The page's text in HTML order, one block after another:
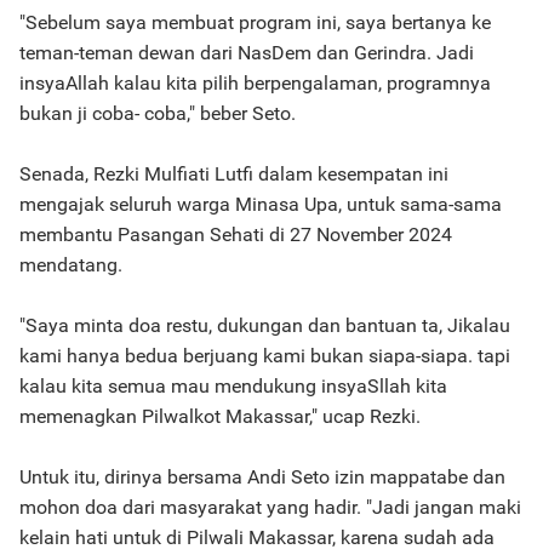
"Sebelum saya membuat program ini, saya bertanya ke
teman-teman dewan dari NasDem dan Gerindra. Jadi
insyaAllah kalau kita pilih berpengalaman, programnya
bukan ji coba- coba," beber Seto.
Senada, Rezki Mulfiati Lutfi dalam kesempatan ini
mengajak seluruh warga Minasa Upa, untuk sama-sama
membantu Pasangan Sehati di 27 November 2024
mendatang.
"Saya minta doa restu, dukungan dan bantuan ta, Jikalau
kami hanya bedua berjuang kami bukan siapa-siapa. tapi
kalau kita semua mau mendukung insyaSllah kita
memenagkan Pilwalkot Makassar," ucap Rezki.
Untuk itu, dirinya bersama Andi Seto izin mappatabe dan
mohon doa dari masyarakat yang hadir. "Jadi jangan maki
kelain hati untuk di Pilwali Makassar, karena sudah ada